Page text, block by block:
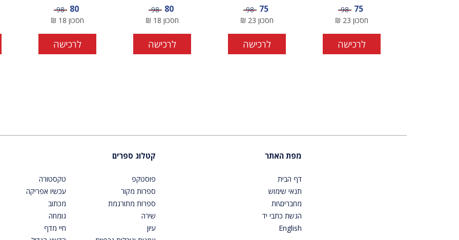
מחיר מבצע
75 מחיר
98
חסכון 23
₪
לרכישה
מחיר מבצע
75 מחיר
98
חסכון 23
₪
לרכישה
מחיר מבצע
80 מחיר
98
חסכון 18
₪
לרכישה
מחיר מבצע
80 מחיר
98
חסכון 18
₪
לרכישה
מפת האתר
דף הבית
תנאי שימוש
מחברים\ות
הגשת כתבי יד
English
קטלוג ספרים
פוסטקפ
ספרות מקור
ספרות מתורגמת
שירה
עיון
טקסטורה
עכשיו אפריקה
מכתוב
גומחה
חיי מדף